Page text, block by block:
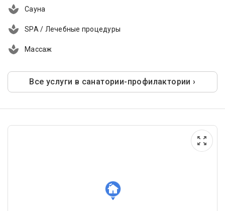
Сауна
SPA / Лечебные процедуры
Массаж
Все услуги в санатории-профилактории ›